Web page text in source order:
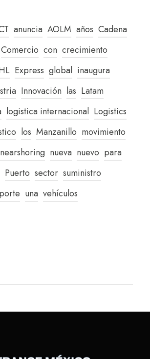
anuncia AOLM años Cadena
Comercio con crecimiento
Express global inaugura
Innovación las Latam
logistica internacional Logistics
los Manzanillo movimiento
nearshoring nueva nuevo para
Puerto sector suministro
una vehículos